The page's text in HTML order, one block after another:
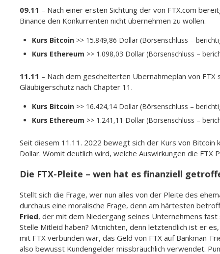
09.11 – Nach einer ersten Sichtung der von FTX.com
Binance den Konkurrenten nicht übernehmen zu wollen.
Kurs Bitcoin >> 15.849,86 Dollar (Börsenschluss –
Kurs Ethereum >> 1.098,03 Dollar (Börsenschluss –
11.11 – Nach dem gescheiterten Übernahmeplan von
Gläubigerschutz nach Chapter 11.
Kurs Bitcoin >> 16.424,14 Dollar (Börsenschluss –
Kurs Ethereum >> 1.241,11 Dollar (Börsenschluss –
Seit diesem 11.11. 2022 bewegt sich der Kurs von
Dollar. Womit deutlich wird, welche Auswirkungen die
Die FTX-Pleite – wen hat es finanziell
Stellt sich die Frage, wer nun alles von der Pleite des
durchaus eine moralische Frage, denn am härtesten
Fried, der mit dem Niedergang seines Unternehmens
Stelle Mitleid haben? Mitnichten, denn letztendlich ist er
mit FTX verbunden war, das Geld von FTX auf Bankman-
also bewusst Kundengelder missbräuchlich verwendet.